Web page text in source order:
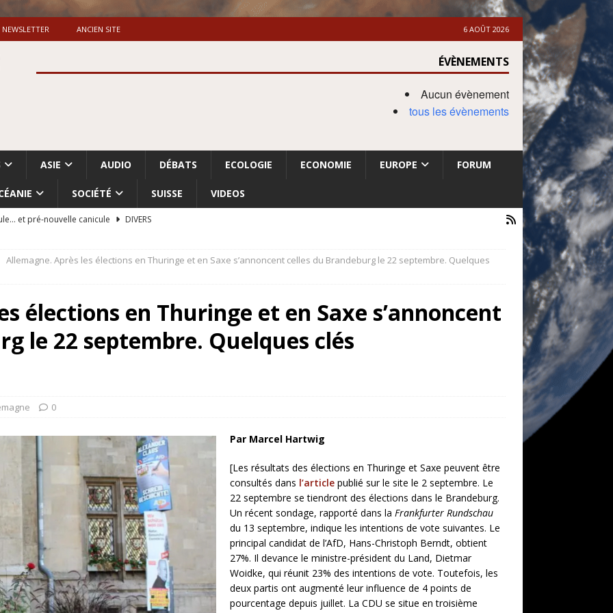
NEWSLETTER ANCIEN SITE 6 AOÛT 2026
ÉVÈNEMENTS
Aucun évènement
tous les évènements
ASIE AUDIO DÉBATS ECOLOGIE ECONOMIE EUROPE FORUM
SOCIÉTÉ SUISSE VIDEOS
et pré-nouvelle canicule
DIVERS
du nettoyage ethnique en Cisjordanie et à Gaza
sur la “fraude électorale” était une blague de mauvais
militaire
Allemagne. Après les élections en Thuringe et en Saxe s’annoncent celles du Brandeburg le 22 septembre. Quelques
élections en Thuringe et en Saxe s’annoncent
le 22 septembre. Quelques clés
0
Par Marcel Hartwig
[Les résultats des élections en Thuringe et Saxe peuvent être
consultés dans l’article publié sur le site le 2 septembre. Le
22 septembre se tiendront des élections dans le Brandeburg.
Un récent sondage, rapporté dans la Frankfurter Rundschau
du 13 septembre, indique les intentions de vote suivantes. Le
principal candidat de l’AfD, Hans-Christoph Berndt, obtient
27%. Il devance le ministre-président du Land, Dietmar
Woidke, qui réunit 23% des intentions de vote. Toutefois, les
deux partis ont augmenté leur influence de 4 points de
pourcentage depuis juillet. La CDU se situe en troisième